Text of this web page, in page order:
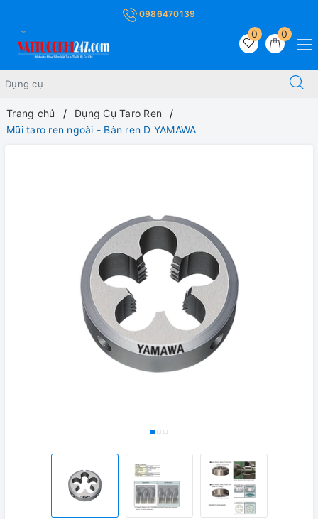
0986470139
0
0
Trang chủ
Dụng Cụ Taro Ren
Mũi taro ren ngoài - Bàn ren D YAMAWA